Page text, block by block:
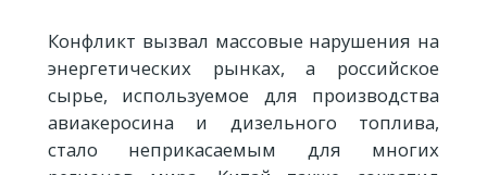
Конфликт вызвал массовые нарушения на
энергетических рынках, а российское
сырье, используемое для производства
авиакеросина и дизельного топлива,
стало неприкасаемым для многих